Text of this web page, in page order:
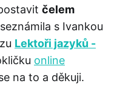
čelem
s Ivankou
Lektoři jazyků -
online
na to a děkuji.